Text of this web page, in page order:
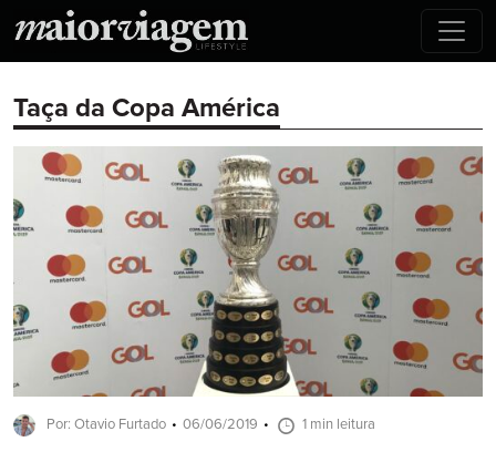
Taça da Copa América
Por: Otavio Furtado 06/06/2019 1 min leitura